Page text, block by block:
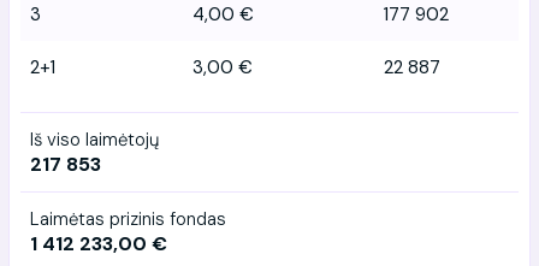
3 4,00 € 177 902
2+1 3,00 € 22 887
Iš viso laimėtojų
217 853
Laimėtas prizinis fondas
1 412 233,00 €